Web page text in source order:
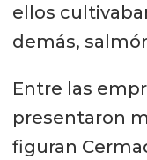
ellos
demás,
Entre las
presentaron
figuran